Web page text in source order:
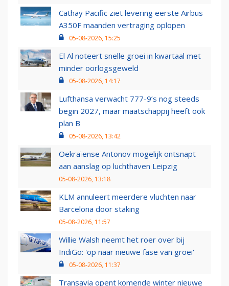
Cathay Pacific ziet levering eerste Airbus
A350F maanden vertraging oplopen
05-08-2026, 15:25
El Al noteert snelle groei in kwartaal met
minder oorlogsgeweld
05-08-2026, 14:17
Lufthansa verwacht 777-9’s nog steeds
begin 2027, maar maatschappij heeft ook
plan B
05-08-2026, 13:42
Oekraïense Antonov mogelijk ontsnapt
aan aanslag op luchthaven Leipzig
05-08-2026, 13:18
KLM annuleert meerdere vluchten naar
Barcelona door staking
05-08-2026, 11:57
Willie Walsh neemt het roer over bij
IndiGo: 'op naar nieuwe fase van groei'
05-08-2026, 11:37
Transavia opent komende winter nieuwe